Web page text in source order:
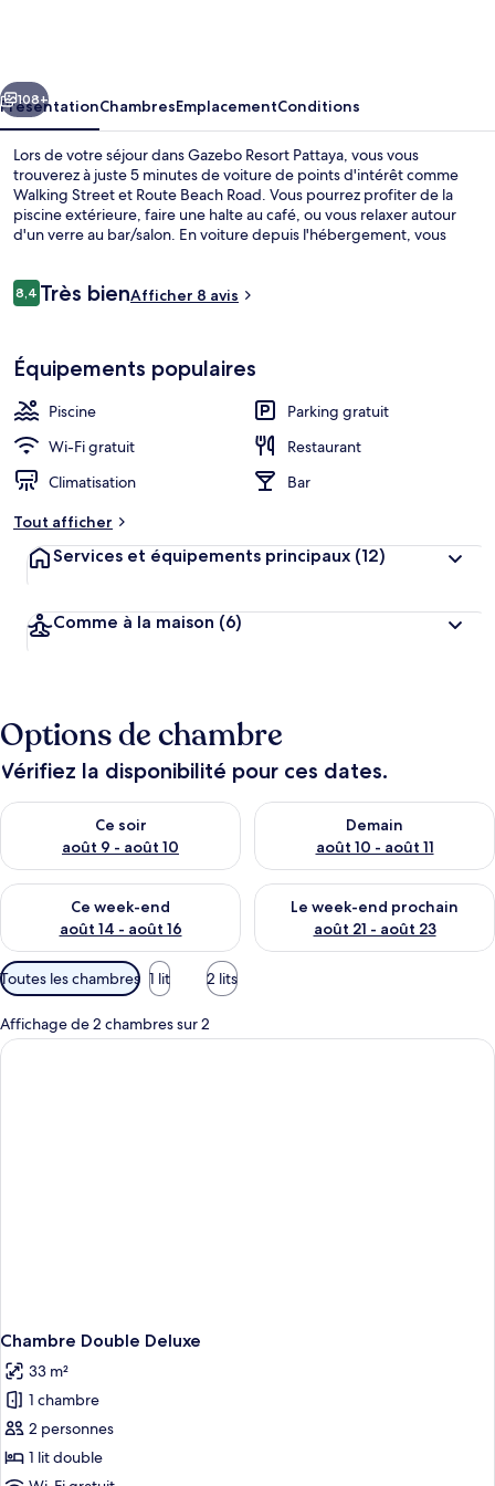
Suivant
108+
PrésentationChambresEmplacementConditions
Lors de votre séjour dans Gazebo Resort Pattaya, vous vous
trouverez à juste 5 minutes de voiture de points d'intérêt comme
Walking Street et Route Beach Road. Vous pourrez profiter de la
piscine extérieure, faire une halte au café, ou vous relaxer autour
d'un verre au bar/salon. En voiture depuis l'hébergement, vous
Avis
voyageurs
8,48,4 sur 10
Très bienAfficher 8 avis
Équipements populaires
Piscine
Parking gratuit
Wi-Fi gratuit
Restaurant
Climatisation
Bar
Tout afficher
Services et équipements principaux (12)
Comme à la maison (6)
Options de chambre
Vérifiez la disponibilité pour ces dates.
Ce soir
août 9 - août 10
Vérifier la disponibilité pour ce soir août 9 - août 10
Demain
août 10 - août 11
Vérifier la disponibilité pour
Ce week-end
août 14 - août 16
Vérifier la disponibilité pour ce week-end août 14 - août 16
Le week-end prochain
août 21 - août 23
Vérifier la disponibilité pour
Filtres
disponibles
pour
les
Toutes les chambres 1 lit 2 lits
Affichage de 2 chambres sur 2
Chambre Double Deluxe
33 m²
1 chambre
2 personnes
1 lit double